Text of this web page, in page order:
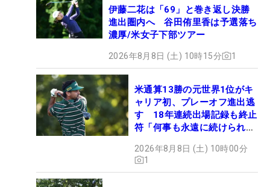
伊藤二花は「69」と巻き返し決勝
進出圏内へ 谷田侑里香は予選落ち
濃厚/米女子下部ツアー
2026年8月8日 (土) 10時15分 1
米通算13勝の元世界1位がキ
ャリア初、プレーオフ進出逃
す 18年連続出場記録も終止
符「何事も永遠に続けられな
2026年8月8日 (土) 10時00分
1